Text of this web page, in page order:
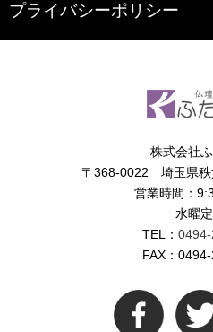
プライバシーポリシー
株式会社
〒368-0022 埼玉県秩
営業時間：
水曜
TEL：
FAX：